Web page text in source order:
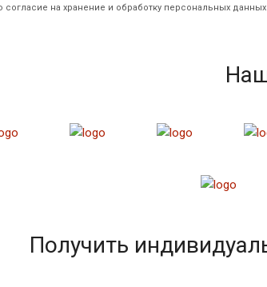
на хранение и обработку персональных
Получить